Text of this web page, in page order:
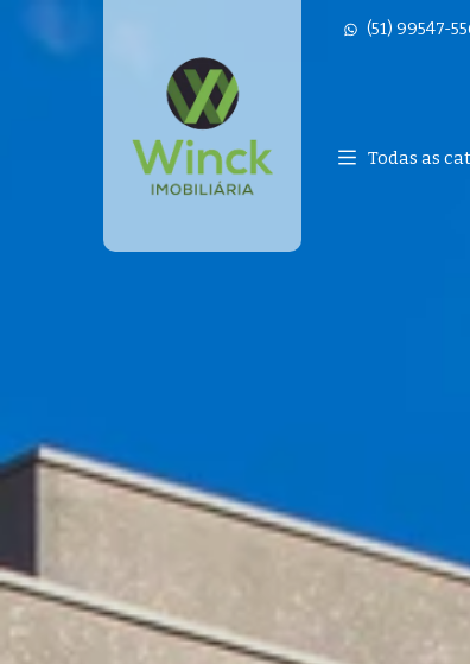
(51) 99547-
Página inicial
Todas as